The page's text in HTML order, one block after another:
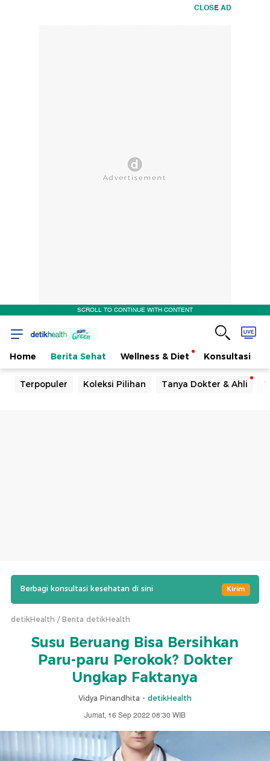
CLOSE AD
SCROLL TO CONTINUE WITH CONTENT
Home Berita Sehat Wellness & Diet Konsultasi
Terpopuler Koleksi Pilihan Tanya Dokter & Ahli
Berbagi konsultasi kesehatan di sini Kirim
detikHealth Berita detikHealth
Susu Beruang Bisa Bersihkan
Paru-paru Perokok? Dokter
Ungkap Faktanya
Vidya Pinandhita - detikHealth
Jumat, 16 Sep 2022 08:30 WIB